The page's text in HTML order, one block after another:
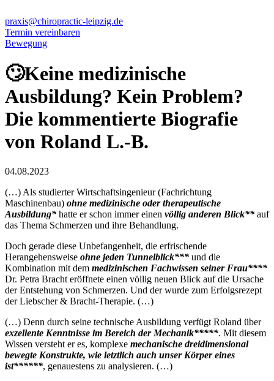
praxis@chiropractic-leipzig.de
Termin vereinbaren
Bewegung
🙄Keine medizinische
Ausbildung? Kein Problem?
Die kommentierte Biografie
von Roland L.-B.
04.08.2023
(…) Als studierter Wirtschaftsingenieur (Fachrichtung
Maschinenbau) ohne medizinische oder therapeutische
Ausbildung* hatte er schon immer einen völlig anderen Blick** auf
das Thema Schmerzen und ihre Behandlung.
Doch gerade diese Unbefangenheit, die erfrischende
Herangehensweise ohne jeden Tunnelblick*** und die
Kombination mit dem medizinischen Fachwissen seiner Frau****
Dr. Petra Bracht eröffnete einen völlig neuen Blick auf die Ursache
der Entstehung von Schmerzen. Und der wurde zum Erfolgsrezept
der Liebscher & Bracht-Therapie. (…)
(…) Denn durch seine technische Ausbildung verfügt Roland über
exzellente Kenntnisse im Bereich der Mechanik*****. Mit diesem
Wissen versteht er es, komplexe mechanische dreidimensional
bewegte Konstrukte, wie letztlich auch unser Körper eines
ist******, genauestens zu analysieren. (…)